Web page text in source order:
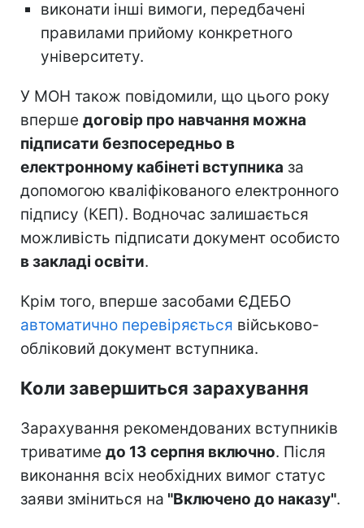
виконати інші вимоги, передбачені
правилами прийому конкретного
університету.
У МОН також повідомили, що цього року
вперше договір про навчання можна
підписати безпосередньо в
електронному кабінеті вступника за
допомогою кваліфікованого електронного
підпису (КЕП). Водночас залишається
можливість підписати документ особисто
в закладі освіти.
Крім того, вперше засобами ЄДЕБО
автоматично перевіряється військово-
обліковий документ вступника.
Коли завершиться зарахування
Зарахування рекомендованих вступників
триватиме до 13 серпня включно. Після
виконання всіх необхідних вимог статус
заяви зміниться на "Включено до наказу".